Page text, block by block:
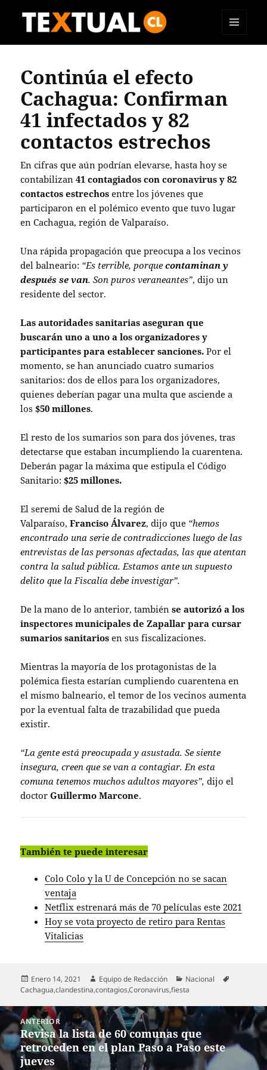
Continúa el efecto
Cachagua: Confirman
41 infectados y 82
contactos estrechos
En cifras que aún podrían elevarse, hasta hoy se
contabilizan 41 contagiados con coronavirus y 82
contactos estrechos entre los jóvenes que
participaron en el polémico evento que tuvo lugar
en Cachagua, región de Valparaíso.
Una rápida propagación que preocupa a los vecinos
del balneario: “Es terrible, porquecontaminan y
después se van. Son puros veraneantes”, dijo un
residente del sector.
Las autoridades sanitarias aseguran que
buscarán uno a uno a los organizadores y
participantes para establecer sanciones. Por el
momento, se han anunciado cuatro sumarios
sanitarios: dos de ellos para los organizadores,
quienes deberían pagar una multa que asciende a
los$50 millones.
El resto de los sumarios son para dos jóvenes, tras
detectarse que estaban incumpliendo la cuarentena.
Deberán pagar la máxima que estipula el Código
Sanitario:$25 millones.
El seremi de Salud de la región de
Valparaíso,Franciso Álvarez, dijo que “hemos
encontrado una serie de contradicciones luego de las
entrevistas de las personas afectadas, las que atentan
contra la salud pública. Estamos ante un supuesto
delito que la Fiscalía debe investigar”.
De la mano de lo anterior, tambiénse autorizó a los
inspectores municipales de Zapallar para cursar
sumarios sanitarios en sus fiscalizaciones.
Mientras la mayoría de los protagonistas de la
polémica fiesta estarían cumpliendo cuarentena en
el mismo balneario, el temor de los vecinos aumenta
por la eventual falta de trazabilidad que pueda
existir.
“La gente está preocupada y asustada. Se siente
insegura, creen que se van a contagiar. En esta
comuna tenemos muchos adultos mayores”, dijo el
doctorGuillermo Marcone.
También te puede interesar
Colo Colo y la U de Concepción no se sacan
ventaja
Netflix estrenará más de 70 películas este 2021
Hoy se vota proyecto de retiro para Rentas
Vitalicias
Publicado
el
Enero 14, 2021 Autor
Equipo de Redacción Categorías
Nacional
Cachagua,clandestina,contagios,Coronavirus,fiesta
Navegación
de
entradas
ANTERIOR
Entrada
anterior:
Revisa la lista de 60 comunas que
retroceden en el plan Paso a Paso este
jueves